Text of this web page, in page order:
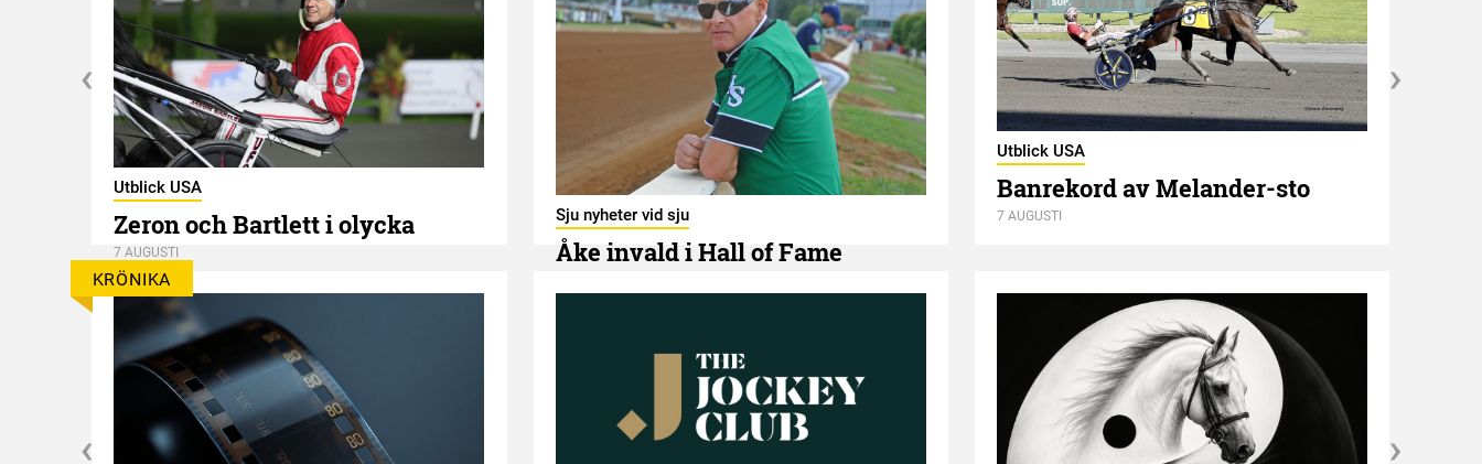
Utblick USA
Zeron och Bartlett i olycka
7 AUGUSTI
Sju nyheter vid sju
Åke invald i Hall of Fame
Utblick USA
Banrekord av Melander-sto
7 AUGUSTI
KRÖNIKA